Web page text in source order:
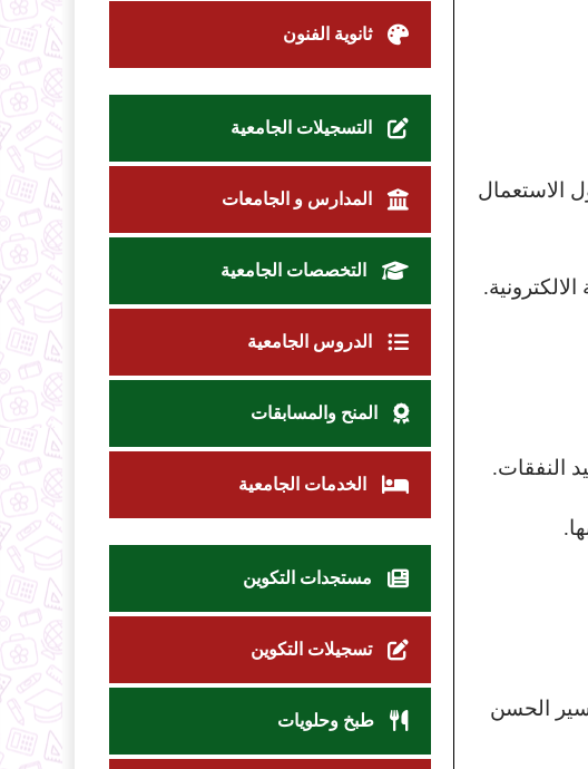
الاستعمال
النفقات.
الحسن
ثانوية الفنون
التسجيلات الجامعية
المدارس و الجامعات
التخصصات الجامعية
الدروس الجامعية
المنح والمسابقات
الخدمات الجامعية
مستجدات التكوين
تسجيلات التكوين
طبخ وحلويات